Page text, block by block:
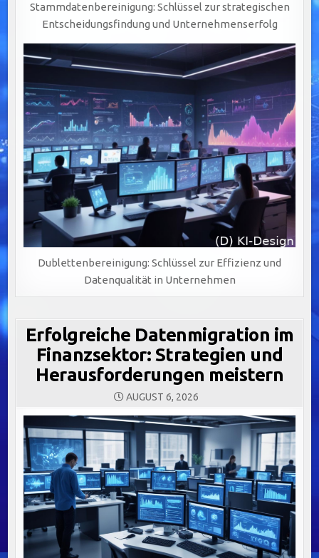
Stammdatenbereinigung: Schlüssel zur strategischen
Entscheidungsfindung und Unternehmenserfolg
Dublettenbereinigung: Schlüssel zur Effizienz und
Datenqualität in Unternehmen
Erfolgreiche Datenmigration im
Finanzsektor: Strategien und
Herausforderungen meistern
AUGUST 6, 2026